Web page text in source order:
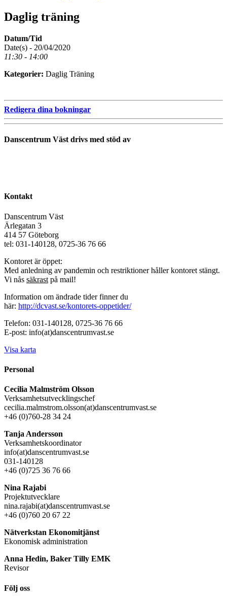
Daglig träning
Datum/Tid
Date(s) - 20/04/2020
11:30 - 14:00
Kategorier: Daglig Träning
Redigera dina bokningar
Danscentrum Väst drivs med stöd av
Kontakt
Danscentrum Väst
Ärlegatan 3
414 57 Göteborg
tel: 031-140128, 0725-36 76 66
Kontoret är öppet:
Med anledning av pandemin och restriktioner håller kontoret stängt.
Vi nås säkrast på mail!
Information om ändrade tider finner du
här: http://dcvast.se/kontorets-oppetider/
Telefon: 031-140128, 0725-36 76 66
E-post: info(at)danscentrumvast.se
Visa karta
Personal
Cecilia Malmström Olsson
Verksamhetsutvecklingschef
cecilia.malmstrom.olsson(at)danscentrumvast.se
+46 (0)760-28 34 24
Tanja Andersson
Verksamhetskoordinator
info(at)danscentrumvast.se
031-140128
+46 (0)725 36 76 66
Nina Rajabi
Projektutvecklare
nina.rajabi(at)danscentrumvast.se
+46 (0)760 20 67 22
Nätverkstan Ekonomitjänst
Ekonomisk administration
Anna Hedin, Baker Tilly EMK
Revisor
Följ oss